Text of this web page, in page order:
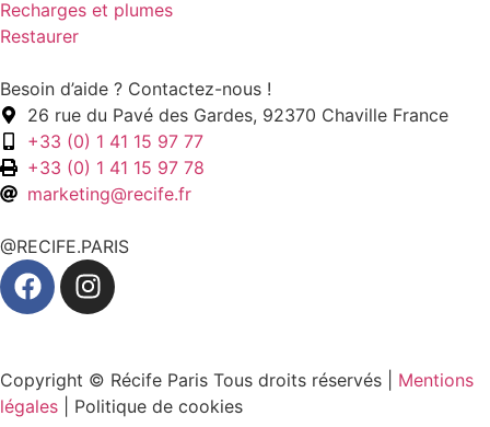
Recharges et plumes
Restaurer
Besoin d’aide ? Contactez-nous !
26 rue du Pavé des Gardes, 92370 Chaville France
+33 (0) 1 41 15 97 77
+33 (0) 1 41 15 97 78
marketing@recife.fr
@RECIFE.PARIS
Copyright © Récife Paris Tous droits réservés | Mentions
légales | Politique de cookies